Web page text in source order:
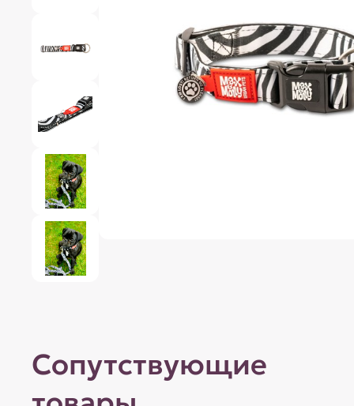
Сопутствующие